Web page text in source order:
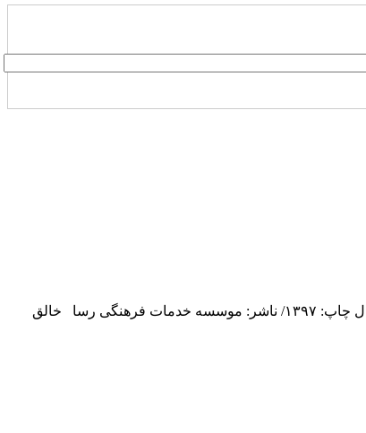
تیم ملی بهبود/ مولف: هادی آقازاده/ قطع: رقعی/ نوع جلد: شومیز/ تعداد صفحه:۳۴۴/ نوبت چاپ: اول/ شابک: ۹۷۸-۹۶۴-۳۱۷-۹۵۶-۴/ تیراژ:۱۰۰۰/ سال چاپ: ۱۳۹۷/ ناشر: موسسه خدمات فرهنگی رسا خالق